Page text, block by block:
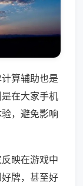
算辅助也是
在大家手机
，避免影响
映在游戏中
牌，甚至好